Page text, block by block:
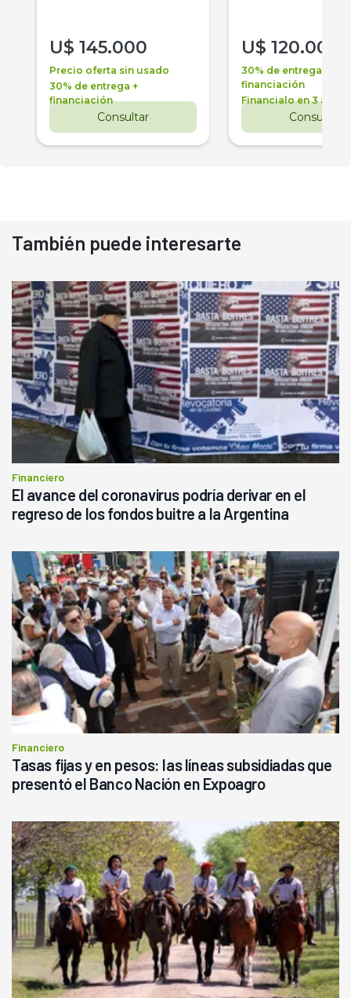
U$ 145.000
Precio oferta sin usado
30% de entrega +
financiación
Consultar
U$ 120.000
30% de entrega +
financiación
Financialo en 3 años
Consultar
También puede interesarte
Financiero
El avance del coronavirus podría derivar en el
regreso de los fondos buitre a la Argentina
Financiero
Tasas fijas y en pesos: las líneas subsidiadas que
presentó el Banco Nación en Expoagro